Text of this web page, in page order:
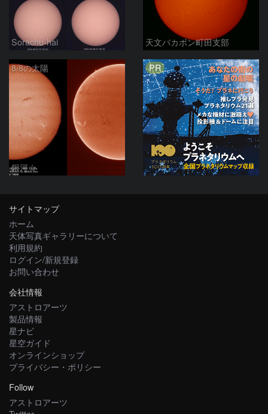
Sorachu-hai 天文バカボン町田支部
8/8の太陽
銀河☆
PR
サイトマップ
ホーム
天体写真ギャラリーについて
利用規約
ログイン/新規登録
お問い合わせ
会社情報
アストロアーツ
製品情報
星ナビ
星空ガイド
オンラインショップ
プライバシー・ポリシー
Follow
アストロアーツ